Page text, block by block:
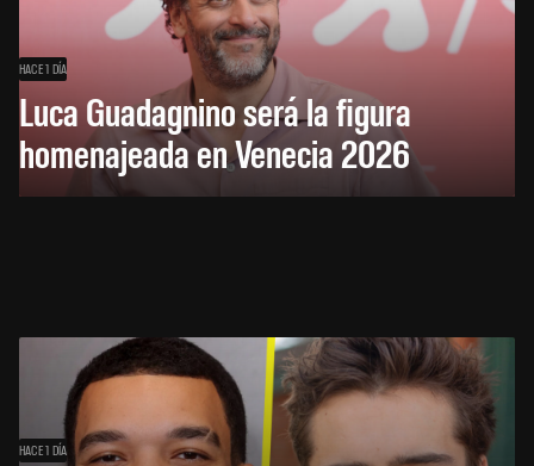
HACE 1 DÍA
Luca Guadagnino será la figura
homenajeada en Venecia 2026
HACE 1 DÍA